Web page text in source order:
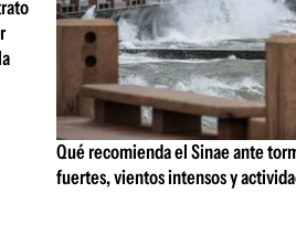
Qué recomienda el Sinae ante
fuertes, vientos intensos y